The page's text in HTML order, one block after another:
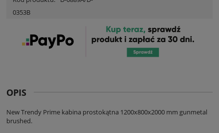
0353B
OPIS
New Trendy Prime kabina prostokątna 1200x800x2000 mm gunmetal
brushed.